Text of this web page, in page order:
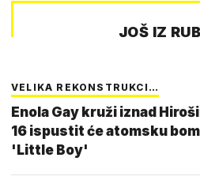
JOŠ IZ
VELIKA REKONSTRUKCI…
Enola Gay kruži iznad
16 ispustit će atomsku
'Little Boy'